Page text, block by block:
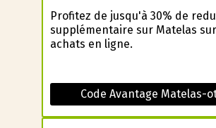
Profitez de jusqu'à 30% de
supplémentaire sur Matelas
achats en ligne.
Code Avantage Matelas-